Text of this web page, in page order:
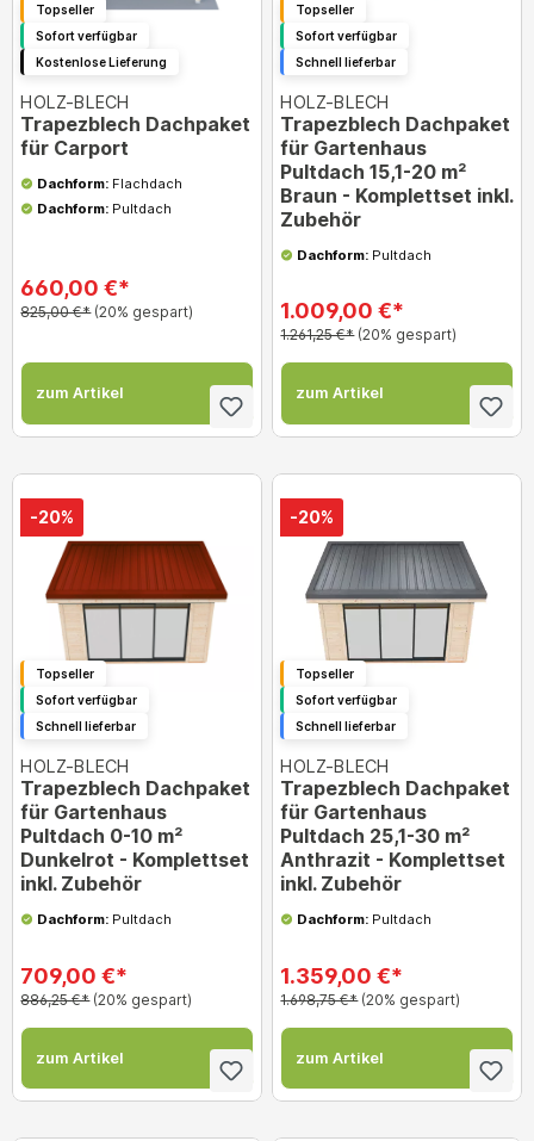
Topseller
Sofort verfügbar
Kostenlose Lieferung
HOLZ-BLECH
Trapezblech Dachpaket
für Carport
Dachform:Flachdach
Dachform:Pultdach
660,00 €*
825,00 €* (20% gespart)
zum Artikel
Topseller
Sofort verfügbar
Schnell lieferbar
HOLZ-BLECH
Trapezblech Dachpaket
für Gartenhaus
Pultdach 15,1-20 m²
Braun - Komplettset inkl.
Zubehör
Dachform:Pultdach
1.009,00 €*
1.261,25 €* (20% gespart)
zum Artikel
-20%
Topseller
Sofort verfügbar
Schnell lieferbar
HOLZ-BLECH
Trapezblech Dachpaket
für Gartenhaus
Pultdach 0-10 m²
Dunkelrot - Komplettset
inkl. Zubehör
Dachform:Pultdach
709,00 €*
886,25 €* (20% gespart)
zum Artikel
-20%
Topseller
Sofort verfügbar
Schnell lieferbar
HOLZ-BLECH
Trapezblech Dachpaket
für Gartenhaus
Pultdach 25,1-30 m²
Anthrazit - Komplettset
inkl. Zubehör
Dachform:Pultdach
1.359,00 €*
1.698,75 €* (20% gespart)
zum Artikel